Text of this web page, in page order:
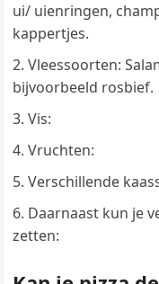
ui/ uienringen,
kappertjes.
Vleessoorten:
bijvoorbeeld rosbief.
Vis:
Vruchten:
Verschillende
Daarnaast kun je
zetten: